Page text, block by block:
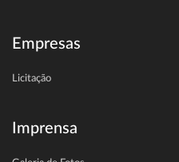
Empresas
Licitação
Imprensa